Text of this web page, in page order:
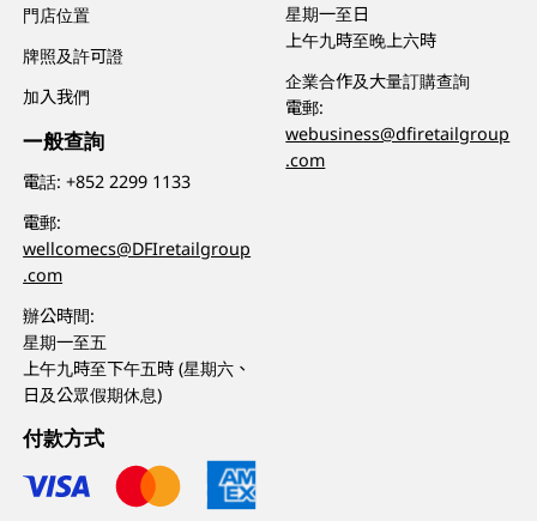
門店位置
牌照及許可證
加入我們
一般查詢
電話:+852 2299 1133
電郵:
wellcomecs@DFIretailgroup
.com
辦公時間:
星期一至五
上午九時至下午五時 (星期六、
日及公眾假期休息)
星期一至日
上午九時至晚上六時
企業合作及大量訂購查詢
電郵:
webusiness@dfiretailgroup
.com
付款方式